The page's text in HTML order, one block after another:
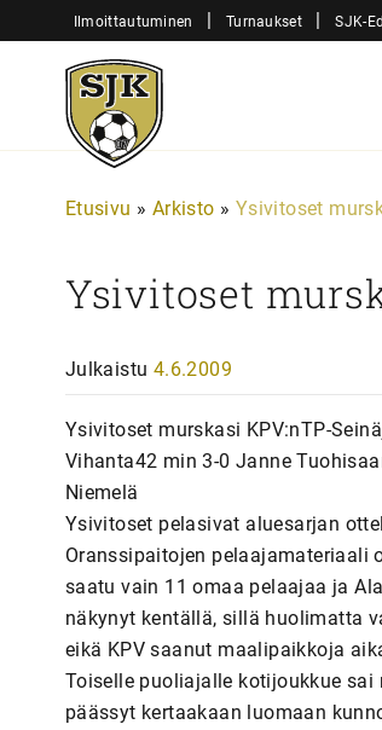
sisältöön
Ilmoittautuminen | Turnaukset | SJK-
Sjk-
Juniorit
Etusivu » Arkisto » Ysivitoset
Ysivitoset
Julkaistu 4.6.2009
Ysivitoset murskasi KPV:nTP-
Vihanta42 min 3-0 Janne
Niemelä
Ysivitoset pelasivat aluesarjan
Oranssipaitojen pelaajamateriaali
saatu vain 11 omaa pelaajaa ja
näkynyt kentällä, sillä huolimatta
eikä KPV saanut maalipaikkoja
Toiselle puoliajalle kotijoukkue
päässyt kertaakaan luomaan